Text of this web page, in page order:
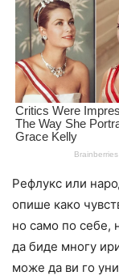
Рефлукс или
опише како
но само по себе,
да биде многу
може да ви го